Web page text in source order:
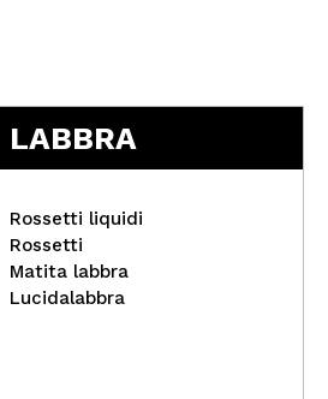
DUO - Colla per ciglia
LABBRA
Rossetti liquidi
Rossetti
Matita labbra
Lucidalabbra